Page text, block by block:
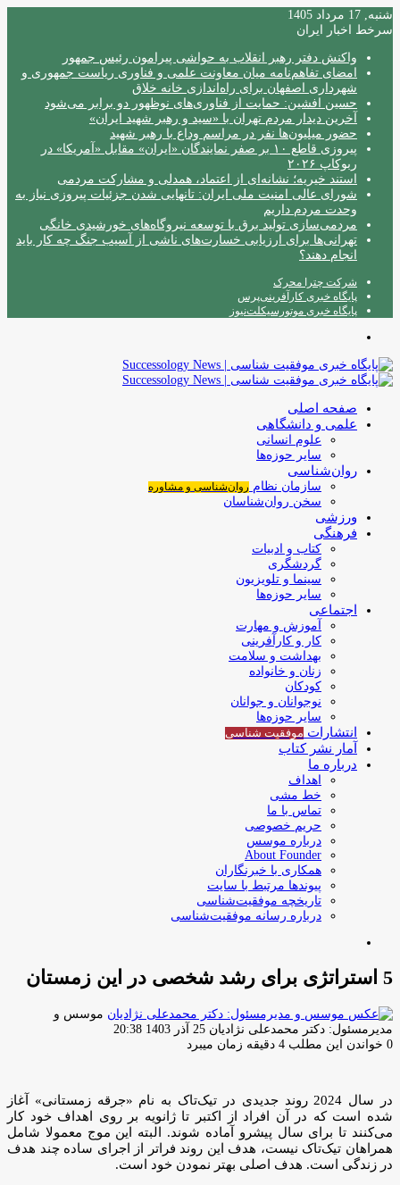
شنبه, 17 مرداد 1405
سرخط اخبار ایران
واکنش دفتر رهبر انقلاب به حواشی پیرامون رئیس جمهور
امضای تفاهم‌نامه میان معاونت علمی و فناوری ریاست جمهوری و
شهرداری اصفهان برای راه‌اندازی خانه خلاق
حسین افشین: حمایت از فناوری‌های نوظهور دو برابر می‌شود
آخرین دیدار مردم تهران با «سید و رهبر شهید ایران»
حضور میلیون‌ها نفر در مراسم وداع با رهبر شهید
پیروزی قاطع ۱۰ بر صفر نمایندگان «ایران» مقابل «آمریکا» در
ربوکاپ ۲۰۲۶
استند خیریه؛ نشانه‌ای از اعتماد، همدلی و مشارکت مردمی
شورای عالی امنیت ملی ایران: تانهایی شدن جزئیات پیروزی نیاز به
وحدت مردم داریم
مردمی‌سازی تولید برق با توسعه نیروگاه‌های خورشیدی خانگی
تهرانی‌ها برای ارزیابی خسارت‌های ناشی از آسیب جنگ چه کار باید
انجام دهند؟
شرکت چترا محرک
پایگاه خبری کارآفرینی‌پرس
پایگاه خبری موتورسیکلت‌نیوز
صفحه اصلی
علمی و دانشگاهی
علوم انسانی
سایر حوزه‌ها
روان‌شناسی
سازمان نظام روان‌شناسی و مشاوره
سخن روان‌شناسان
ورزشی
فرهنگی
کتاب و ادبیات
گردشگری
سینما و تلویزیون
سایر حوزه‌ها
اجتماعی
آموزش و مهارت
کار و کارآفرینی
بهداشت و سلامت
زنان و خانواده
کودکان
نوجوانان و جوانان
سایر حوزه‌ها
انتشارات موفقیت‌ شناسی
آمار نشر کتاب
درباره ما
اهداف
خط مشی
تماس با ما
حریم خصوصی
درباره موسس
About Founder
همکاری با خبرنگاران
پیوندها مرتبط با سایت
تاریخچه موفقیت‌شناسی
درباره رسانه موفقیت‌شناسی
5 استراتژی‌ برای رشد شخصی در این زمستان
موسس و
مدیرمسئول: دکتر محمدعلی نژادیان ارسال
ایمیل
25 آذر 1403 20:38
0 خواندن این مطلب 4 دقیقه زمان میبرد
در سال 2024 روند جدیدی در تیک‌تاک به نام «جرقه زمستانی» آغاز
شده است که در آن افراد از اکتبر تا ژانویه بر روی اهداف خود کار
می‌کنند تا برای سال پیشرو آماده شوند. البته این موج معمولا شامل
همراهان تیک‌تاک نیست، هدف این روند فراتر از اجرای ساده چند هدف
در زندگی است. هدف اصلی بهتر نمودن خود است.